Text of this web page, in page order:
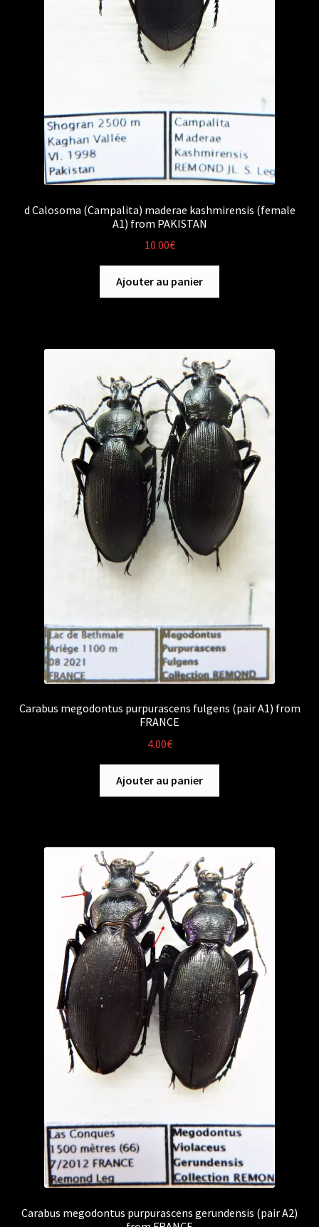
d Calosoma (Campalita) maderae kashmirensis (female
A1) from PAKISTAN
10.00€
Ajouter au panier
Carabus megodontus purpurascens fulgens (pair A1) from
FRANCE
4.00€
Ajouter au panier
Carabus megodontus purpurascens gerundensis (pair A2)